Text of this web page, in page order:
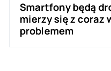
Smartfony będą
mierzy się z coraz
problemem